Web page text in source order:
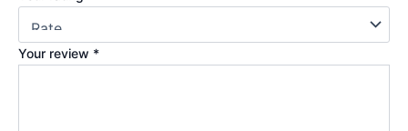
Your review *